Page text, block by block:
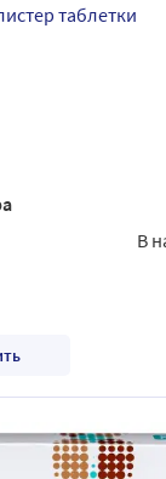
таблетки
В